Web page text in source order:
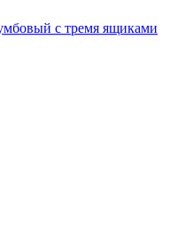
с тремя ящиками